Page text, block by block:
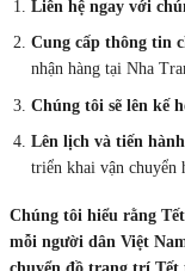
Liên hệ ngay với
Cung cấp thông tin
nhận hàng tại Nha
Chúng tôi sẽ lên kế
Lên lịch và tiến
triển khai vận chuyển
Chúng tôi hiểu rằng
mỗi người dân Việt